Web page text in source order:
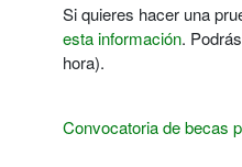
Si quieres hacer una
esta información.
hora).
Convocatoria de becas